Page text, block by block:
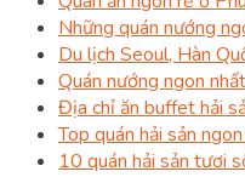
Những quán nướng
Du lịch Seoul, Hàn
Quán nướng ngon
Địa chỉ ăn buffet hải
Top quán hải sản
10 quán hải sản tươi